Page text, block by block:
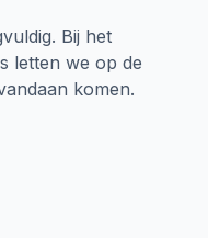
Bij het
letten we op de
komen.